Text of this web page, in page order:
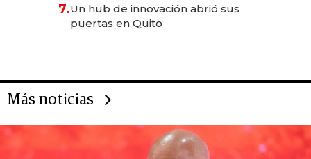
7.Un hub de innovación abrió sus
puertas en Quito
Más noticias